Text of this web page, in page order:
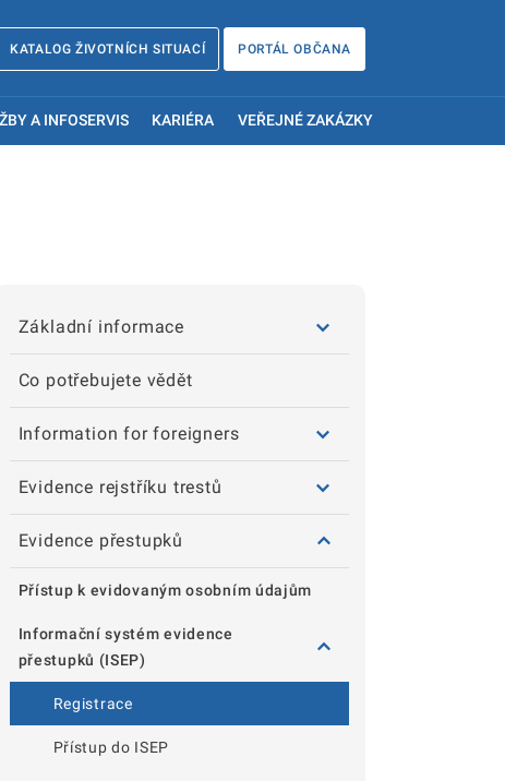
KATALOG ŽIVOTNÍCH SITUACÍ PORTÁL OBČANA
A INFOSERVIS KARIÉRA VEŘEJNÉ ZAKÁZKY
Základní informace
Co potřebujete vědět
Information for foreigners
Evidence rejstříku trestů
Evidence přestupků
Přístup k evidovaným osobním údajům
Informační systém evidence
přestupků (ISEP)
Registrace
Přístup do ISEP